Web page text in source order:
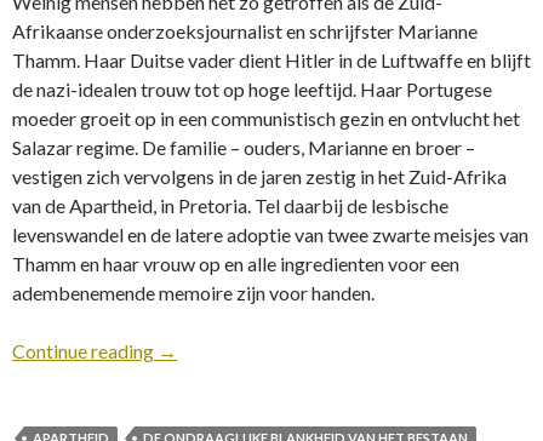
Afrikaanse onderzoeksjournalist en schrijfster Marianne
Thamm. Haar Duitse vader dient Hitler in de Luftwaffe en blijft
de nazi-idealen trouw tot op hoge leeftijd. Haar Portugese
moeder groeit op in een communistisch gezin en ontvlucht het
Salazar regime. De familie – ouders, Marianne en broer –
vestigen zich vervolgens in de jaren zestig in het Zuid-Afrika
van de Apartheid, in Pretoria. Tel daarbij de lesbische
levenswandel en de latere adoptie van twee zwarte meisjes van
Thamm en haar vrouw op en alle ingredienten voor een
adembenemende memoire zijn voor handen.
Continue reading →